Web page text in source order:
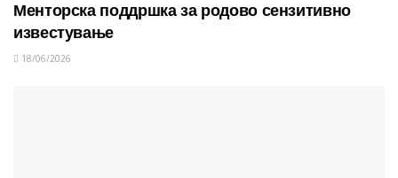
Менторска поддршка за родово сензитивно
известување
18/06/2026